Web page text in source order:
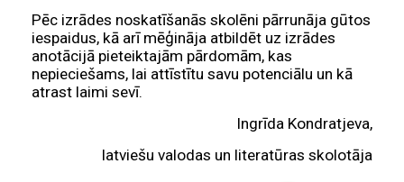
Pēc izrādes noskatīšanās skolēni pārrunāja gūtos
iespaidus, kā arī mēģināja atbildēt uz izrādes
anotācijā pieteiktajām pārdomām, kas
nepieciešams, lai attīstītu savu potenciālu un kā
atrast laimi sevī.
Ingrīda Kondratjeva,
latviešu valodas un literatūras skolotāja